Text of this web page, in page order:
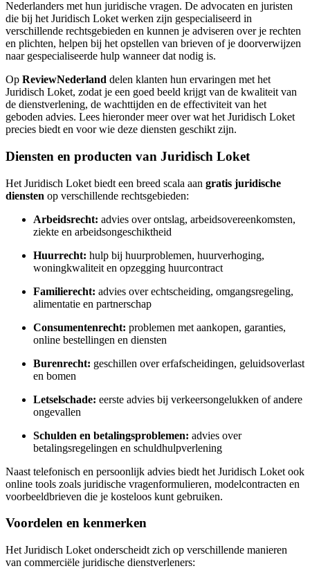
Nederlanders met hun juridische vragen. De advocaten en juristen
die bij het Juridisch Loket werken zijn gespecialiseerd in
verschillende rechtsgebieden en kunnen je adviseren over je rechten
en plichten, helpen bij het opstellen van brieven of je doorverwijzen
naar gespecialiseerde hulp wanneer dat nodig is.
Op ReviewNederland delen klanten hun ervaringen met het
Juridisch Loket, zodat je een goed beeld krijgt van de kwaliteit van
de dienstverlening, de wachttijden en de effectiviteit van het
geboden advies. Lees hieronder meer over wat het Juridisch Loket
precies biedt en voor wie deze diensten geschikt zijn.
Diensten en producten van Juridisch Loket
Het Juridisch Loket biedt een breed scala aan gratis juridische
diensten op verschillende rechtsgebieden:
Arbeidsrecht: advies over ontslag, arbeidsovereenkomsten,
ziekte en arbeidsongeschiktheid
Huurrecht: hulp bij huurproblemen, huurverhoging,
woningkwaliteit en opzegging huurcontract
Familierecht: advies over echtscheiding, omgangsregeling,
alimentatie en partnerschap
Consumentenrecht: problemen met aankopen, garanties,
online bestellingen en diensten
Burenrecht: geschillen over erfafscheidingen, geluidsoverlast
en bomen
Letselschade: eerste advies bij verkeersongelukken of andere
ongevallen
Schulden en betalingsproblemen: advies over
betalingsregelingen en schuldhulpverlening
Naast telefonisch en persoonlijk advies biedt het Juridisch Loket ook
online tools zoals juridische vragenformulieren, modelcontracten en
voorbeeldbrieven die je kosteloos kunt gebruiken.
Voordelen en kenmerken
Het Juridisch Loket onderscheidt zich op verschillende manieren
van commerciële juridische dienstverleners: